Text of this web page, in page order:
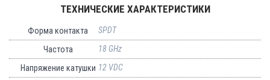
ТЕХНИЧЕСКИЕ ХАРАКТЕРИСТИКИ
Форма контакта
SPDT
Частота
18 GHz
Напряжение катушки 12 VDC